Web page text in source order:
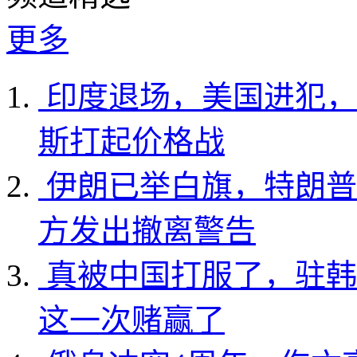
更多
印度退场，美国进犯
斯打起价格战
伊朗已举白旗，特朗
方发出撤离警告
真被中国打服了，驻
这一次赌赢了